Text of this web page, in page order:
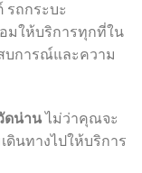
รถกระบะ
มให้บริการทุกที่ใน
บการณ์และความ
ดน่านไม่ว่าคุณจะ
ดินทางไปให้บริการ